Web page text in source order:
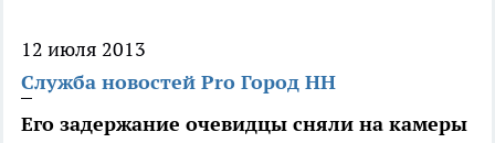
12 июля 2013
Служба новостей Pro Город НН
Его задержание очевидцы сняли на камеры